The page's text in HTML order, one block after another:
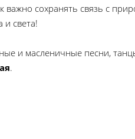
важно сохранять связь с
и света!
и масленичные песни,
.